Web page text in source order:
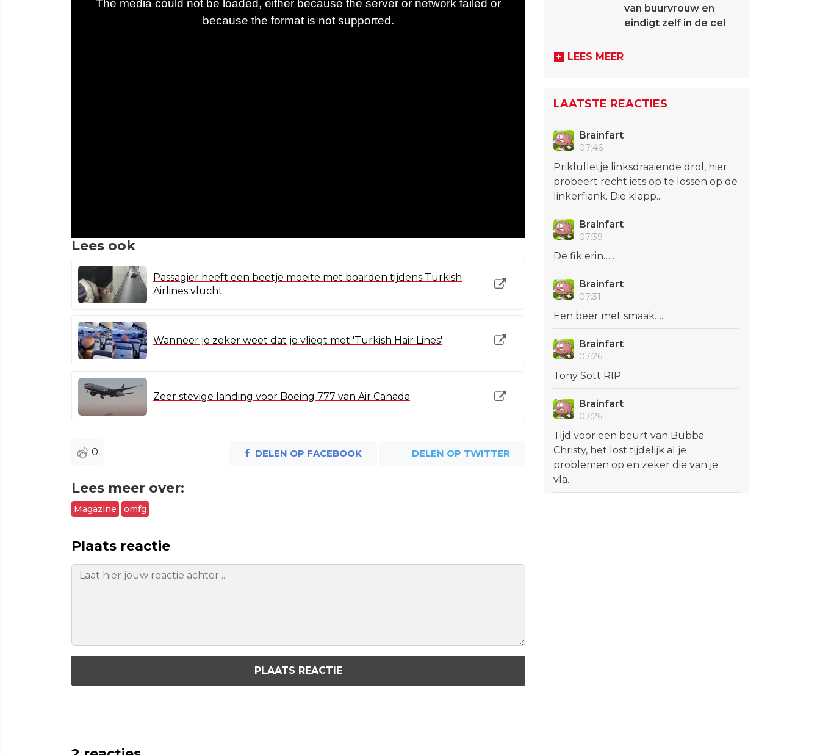
Lees ook
Passagier heeft een beetje moeite met boarden tijdens Turkish
Airlines vlucht
Wanneer je zeker weet dat je vliegt met 'Turkish Hair Lines'
Zeer stevige landing voor Boeing 777 van Air Canada
0 DELEN OP FACEBOOK DELEN OP TWITTER
Lees meer over:
Magazine omfg
Plaats reactie
PLAATS REACTIE
van buurvrouw en
eindigt zelf in de cel
LEES MEER
LAATSTE REACTIES
Brainfart
07:46
Priklulletje linksdraaiende drol, hier
probeert recht iets op te lossen op de
linkerflank. Die klapp...
Brainfart
07:39
De fik erin……
Brainfart
07:31
Een beer met smaak…..
Brainfart
07:26
Tony Sott RIP
Brainfart
07:26
Tijd voor een beurt van Bubba
Christy, het lost tijdelijk al je
problemen op en zeker die van je
vla...